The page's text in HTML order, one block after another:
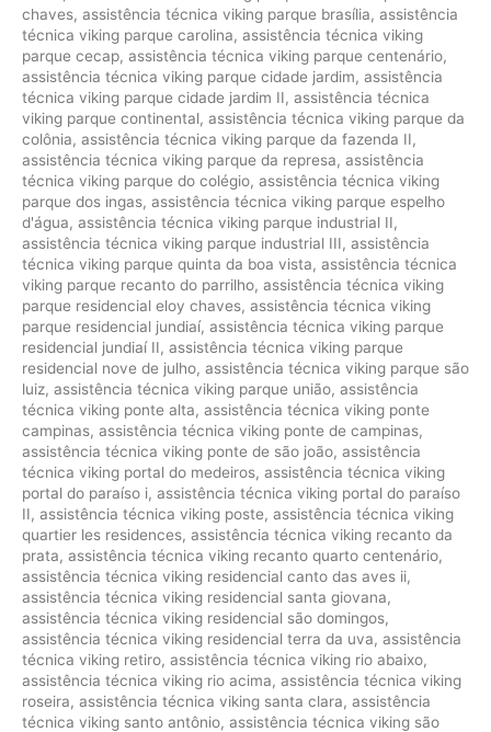
chaves, assistência técnica viking parque brasília, assistência
técnica viking parque carolina, assistência técnica viking
parque cecap, assistência técnica viking parque centenário,
assistência técnica viking parque cidade jardim, assistência
técnica viking parque cidade jardim II, assistência técnica
viking parque continental, assistência técnica viking parque da
colônia, assistência técnica viking parque da fazenda II,
assistência técnica viking parque da represa, assistência
técnica viking parque do colégio, assistência técnica viking
parque dos ingas, assistência técnica viking parque espelho
d'água, assistência técnica viking parque industrial II,
assistência técnica viking parque industrial III, assistência
técnica viking parque quinta da boa vista, assistência técnica
viking parque recanto do parrilho, assistência técnica viking
parque residencial eloy chaves, assistência técnica viking
parque residencial jundiaí, assistência técnica viking parque
residencial jundiaí II, assistência técnica viking parque
residencial nove de julho, assistência técnica viking parque são
luiz, assistência técnica viking parque união, assistência
técnica viking ponte alta, assistência técnica viking ponte
campinas, assistência técnica viking ponte de campinas,
assistência técnica viking ponte de são joão, assistência
técnica viking portal do medeiros, assistência técnica viking
portal do paraíso i, assistência técnica viking portal do paraíso
II, assistência técnica viking poste, assistência técnica viking
quartier les residences, assistência técnica viking recanto da
prata, assistência técnica viking recanto quarto centenário,
assistência técnica viking residencial canto das aves ii,
assistência técnica viking residencial santa giovana,
assistência técnica viking residencial são domingos,
assistência técnica viking residencial terra da uva, assistência
técnica viking retiro, assistência técnica viking rio abaixo,
assistência técnica viking rio acima, assistência técnica viking
roseira, assistência técnica viking santa clara, assistência
técnica viking santo antônio, assistência técnica viking são